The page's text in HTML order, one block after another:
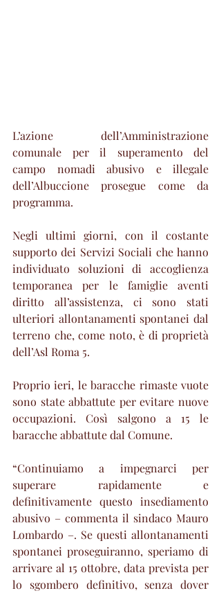
L’azione dell’Amministrazione
comunale per il superamento del
campo nomadi abusivo e illegale
dell’Albuccione prosegue come da
programma.
Negli ultimi giorni, con il costante
supporto dei Servizi Sociali che hanno
individuato soluzioni di accoglienza
temporanea per le famiglie aventi
diritto all’assistenza, ci sono stati
ulteriori allontanamenti spontanei dal
terreno che, come noto, è di proprietà
dell’Asl Roma 5.
Proprio ieri, le baracche rimaste vuote
sono state abbattute per evitare nuove
occupazioni. Così salgono a 15 le
baracche abbattute dal Comune.
“Continuiamo a impegnarci per
superare rapidamente e
definitivamente questo insediamento
abusivo – commenta il sindaco Mauro
Lombardo –. Se questi allontanamenti
spontanei proseguiranno, speriamo di
arrivare al 15 ottobre, data prevista per
lo sgombero definitivo, senza dover